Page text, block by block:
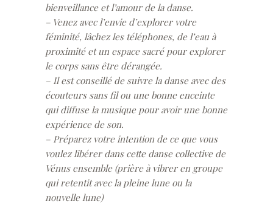
bienveillance et l’amour de la danse.
– Venez avec l’envie d’explorer votre
féminité, lâchez les téléphones, de l’eau à
proximité et un espace sacré pour explorer
le corps sans être dérangée.
– Il est conseillé de suivre la danse avec des
écouteurs sans fil ou une bonne enceinte
qui diffuse la musique pour avoir une bonne
expérience de son.
– Préparez votre intention de ce que vous
voulez libérer dans cette danse collective de
Vénus ensemble (prière à vibrer en groupe
qui retentit avec la pleine lune ou la
nouvelle lune)